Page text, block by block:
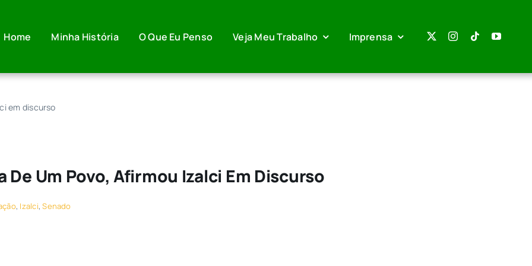
Home Minha História O Que Eu Penso Veja Meu Trabalho Imprensa
em discurso
De Um Povo, Afirmou Izalci Em Discurso
, Izalci,Senado